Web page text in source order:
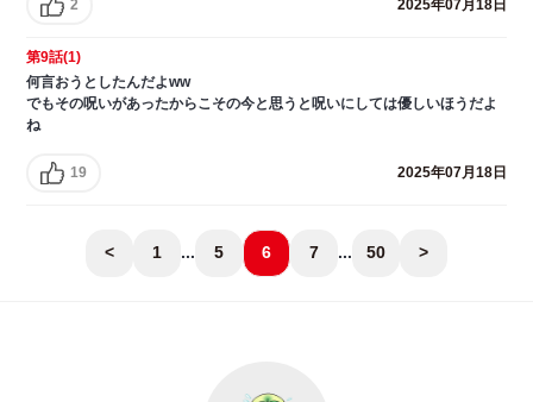
2 2025年07月18日
第9話(1)
何言おうとしたんだよww
でもその呪いがあったからこその今と思うと呪いにしては優しいほうだよ
ね
19 2025年07月18日
< 1 ... 5 6 7 ... 50 >